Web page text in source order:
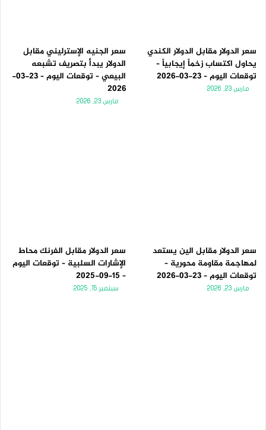
سعر الدولار مقابل الدولار الكندي
يحاول اكتساب زخماً إيجابياً –
توقعات اليوم – 23-03-2026
مارس 23, 2026
سعر الجنيه الإسترليني مقابل
الدولار يبدأ بتصريف تشبعه
البيعي – توقعات اليوم – 23-03-
2026
مارس 23, 2026
سعر الدولار مقابل الين يستعد
لمهاجمة مقاومة محورية –
توقعات اليوم – 23-03-2026
مارس 23, 2026
سعر الدولار مقابل الفرنك محاط
الإشارات السلبية – توقعات اليوم
– 15-09-2025
سبتمبر 15, 2025